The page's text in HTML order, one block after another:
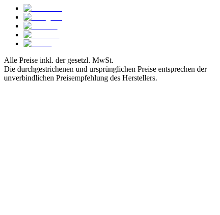
Alle Preise inkl. der gesetzl. MwSt.
Die durchgestrichenen und ursprünglichen Preise entsprechen der
unverbindlichen Preisempfehlung des Herstellers.